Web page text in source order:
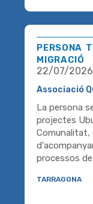
persona
migració
22/07/2026
Associació
La persona
projectes
Comunalitat,
processos
tarragona